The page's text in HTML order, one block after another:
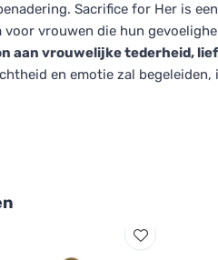
Sacrifice for Her is
vrouwen die hun
aan vrouwelijke tederheid,
en emotie zal begeleiden,